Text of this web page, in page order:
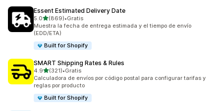
Essent Estimated Delivery Date
5.0de 5 estrellas
(869)
869 reseñas en total
•Gratis
Muestra la fecha de entrega estimada y el tiempo de envío
(EDD/ETA)
Built for Shopify
SMART Shipping Rates & Rules
4.9de 5 estrellas
(321)
321 reseñas en total
•Gratis
Calculadora de envíos por código postal para configurar tarifas y
reglas por producto
Built for Shopify